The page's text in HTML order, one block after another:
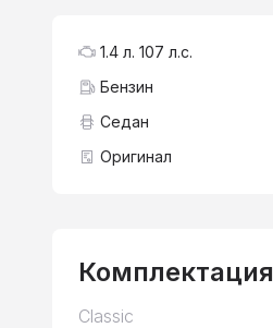
1.4 л. 107 л.с.
Бензин
Седан
Оригинал
Комплектация
Classic